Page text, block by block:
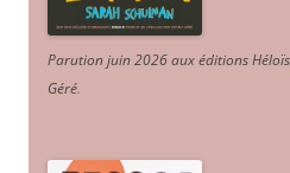
Parution juin 2026 aux éditions
Géré.